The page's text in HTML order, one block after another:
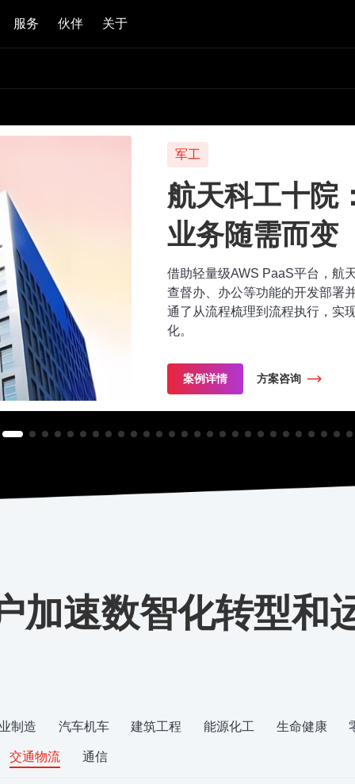
服务 伙伴 关于
军工
航天科工十院
业务随需而变
借助轻量级AWS PaaS平台，航
查督办、办公等功能的开发部署
通了从流程梳理到流程执行，实
化。
案例详情 方案咨询
加速数智化转型和
制造 汽车机车 建筑工程 能源化工 生命健康
交通物流 通信